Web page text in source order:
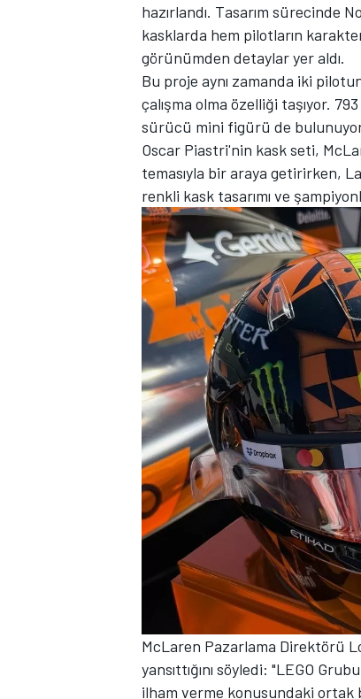
TÜRK SPORCULAR
hazırlandı. Tasarım sürecinde
kasklarda hem pilotların
görünümden detaylar yer aldı.
Bu proje aynı zamanda iki
çalışma olma özelliği taşıyor.
sürücü mini figürü de
Oscar Piastri'nin kask seti,
temasıyla bir araya getirirken,
renkli kask tasarımı ve
McLaren Pazarlama Direktörü
yansıttığını söyledi: "LEGO
ilham verme konusundaki ortak